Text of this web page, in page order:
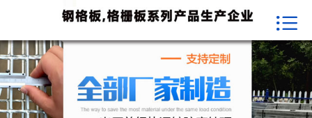
 首页
关于我们
产品中心
